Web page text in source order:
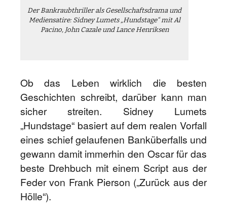
Der Bankraubthriller als Gesellschaftsdrama und
Mediensatire: Sidney Lumets „Hundstage“ mit Al
Pacino, John Cazale und Lance Henriksen
Ob das Leben wirklich die besten
Geschichten schreibt, darüber kann man
sicher streiten. Sidney Lumets
„Hundstage“ basiert auf dem realen Vorfall
eines schief gelaufenen Banküberfalls und
gewann damit immerhin den Oscar für das
beste Drehbuch mit einem Script aus der
Feder von Frank Pierson („Zurück aus der
Hölle“).